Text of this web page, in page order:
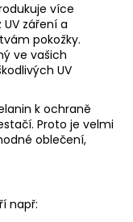
více
záření a
pokožky.
ve vašich
UV
k ochraně
Proto je velmi
oblečení,
např: